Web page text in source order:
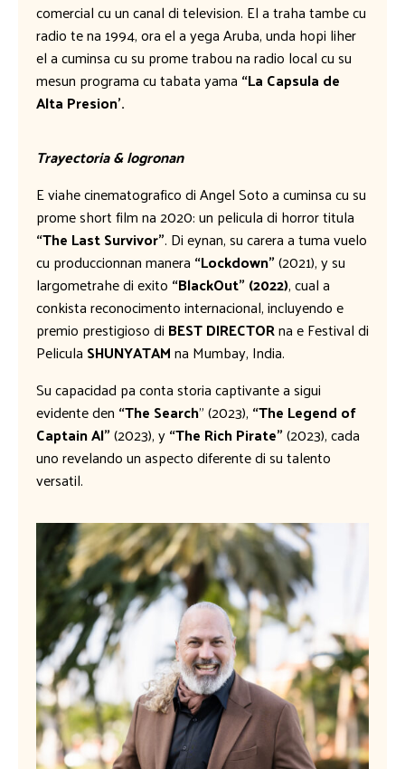
comercial cu un canal di television. El a traha tambe cu
radio te na 1994, ora el a yega Aruba, unda hopi liher
el a cuminsa cu su prome trabou na radio local cu su
mesun programa cu tabata yama “La Capsula de
Alta Presion’.
Trayectoria & logronan
E viahe cinematografico di Angel Soto a cuminsa cu su
prome short film na 2020: un pelicula di horror titula
“The Last Survivor”. Di eynan, su carera a tuma vuelo
cu produccionnan manera “Lockdown”(2021), y su
largometrahe di exito “BlackOut” (2022), cual a
conkista reconocimento internacional, incluyendo e
premio prestigioso di BEST DIRECTORna e Festival di
Pelicula SHUNYATAMna Mumbay, India.
Su capacidad pa conta storia captivante a sigui
evidente den “The Search” (2023), “The Legend of
Captain Al”(2023), y“The Rich Pirate”(2023), cada
uno revelando un aspecto diferente di su talento
versatil.